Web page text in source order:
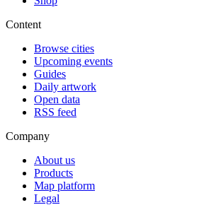
Content
Browse cities
Upcoming events
Guides
Daily artwork
Open data
RSS feed
Company
About us
Products
Map platform
Legal